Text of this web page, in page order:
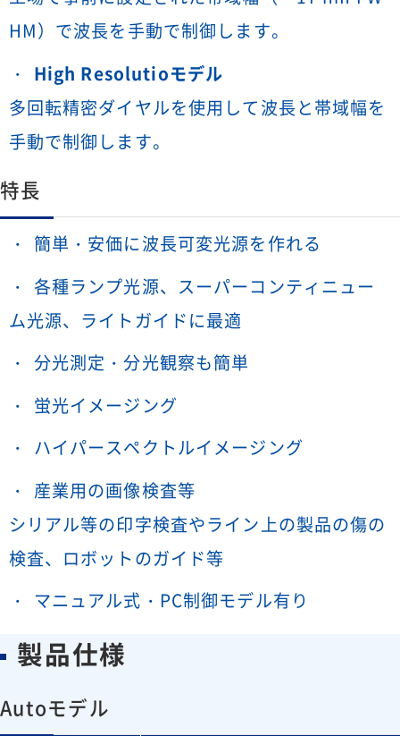
HM）で波長を手動で制御します。
High Resolutioモデル
多回転精密ダイヤルを使用して波長と帯域幅を
手動で制御します。
特長
簡単・安価に波長可変光源を作れる
各種ランプ光源、スーパーコンティニュー
ム光源、ライトガイドに最適
分光測定・分光観察も簡単
蛍光イメージング
ハイパースペクトルイメージング
産業用の画像検査等
シリアル等の印字検査やライン上の製品の傷の
検査、ロボットのガイド等
マニュアル式・PC制御モデル有り
製品仕様
Autoモデル